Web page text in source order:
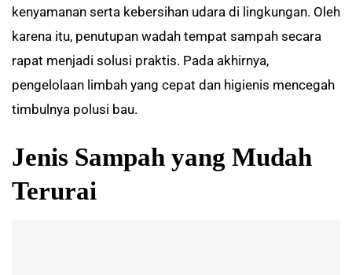
kenyamanan serta kebersihan udara di lingkungan. Oleh
karena itu, penutupan wadah tempat sampah secara
rapat menjadi solusi praktis. Pada akhirnya,
pengelolaan limbah yang cepat dan higienis mencegah
timbulnya polusi bau.
Jenis Sampah yang Mudah
Terurai